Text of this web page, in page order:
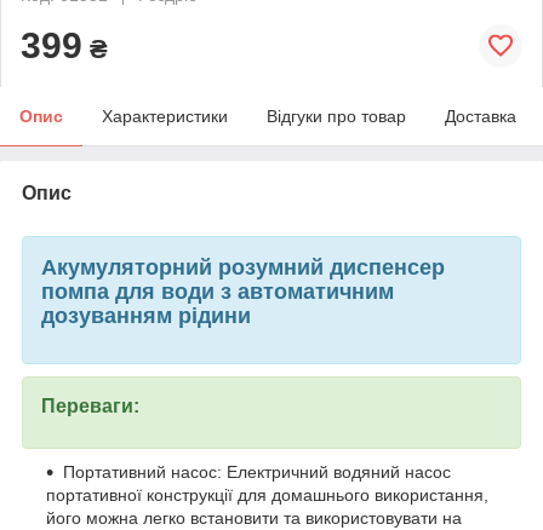
399 ₴
Опис Характеристики Відгуки про товар Доставка
Опис
Акумуляторний розумний диспенсер
помпа для води з автоматичним
дозуванням рідини
Переваги:
Портативний насос: Електричний водяний насос
портативної конструкції для домашнього використання,
його можна легко встановити та використовувати на